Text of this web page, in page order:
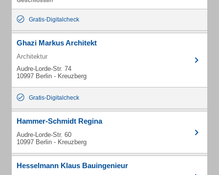
Gratis-Digitalcheck
Ghazi Markus Architekt
Architektur
Audre-Lorde-Str. 74
10997 Berlin - Kreuzberg
Gratis-Digitalcheck
Hammer-Schmidt Regina
Audre-Lorde-Str. 60
10997 Berlin - Kreuzberg
Hesselmann Klaus Bauingenieur